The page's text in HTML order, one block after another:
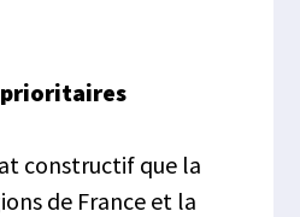
constructif que la
de France et la